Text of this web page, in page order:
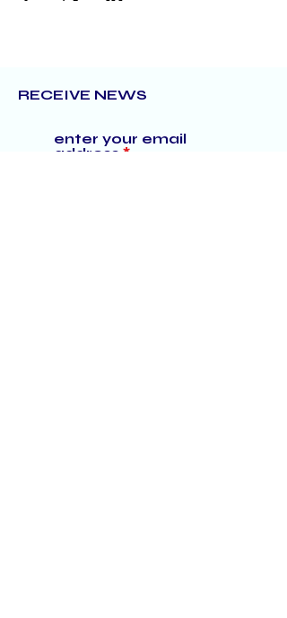
RECEIVE NEWS
enter your email
address